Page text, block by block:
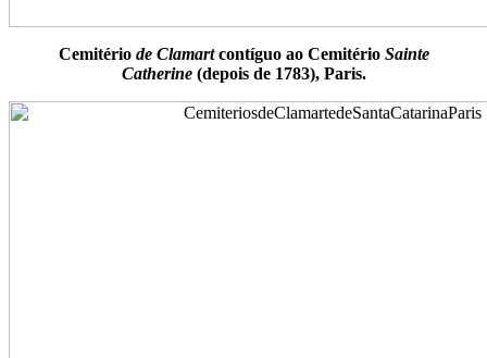
Cemitério de Clamartcontíguo ao Cemitério Sainte
Catherine (depois de 1783), Paris.